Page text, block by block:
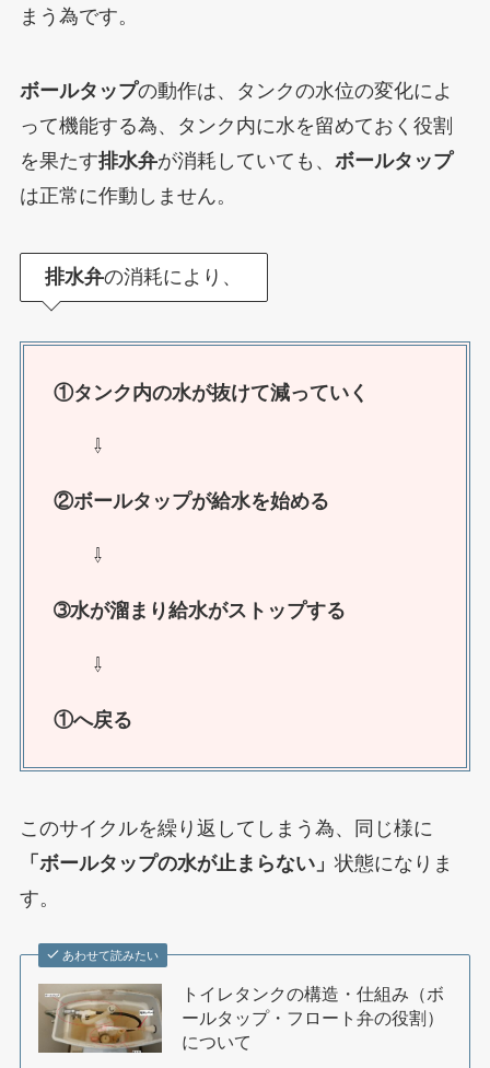
まう為です。
ボールタップの動作は、タンクの水位の変化によ
って機能する為、タンク内に水を留めておく役割
を果たす排水弁が消耗していても、 ボールタップ
は正常に作動しません。
排水弁の消耗により、
①タンク内の水が抜けて減っていく
⇩
②ボールタップが給水を始める
⇩
➂水が溜まり給水がストップする
⇩
①へ戻る
このサイクルを繰り返してしまう為、同じ様に
「ボールタップの水が止まらない」 状態になりま
す。
あわせて読みたい
トイレタンクの構造・仕組み（ボ
ールタップ・フロート弁の役割）
について